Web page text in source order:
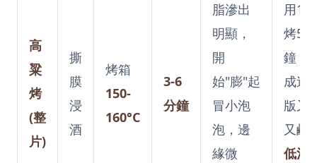
高
粱
烤
(整
片)
撕
膜
浸
酒
烤箱
150-
160°C
3-6
分鐘
脂滲出
明顯，
開
始"膨"起
冒小泡
泡，邊
緣微
用
烤5分
鐘，
成迷
版又
又鹹
低溫